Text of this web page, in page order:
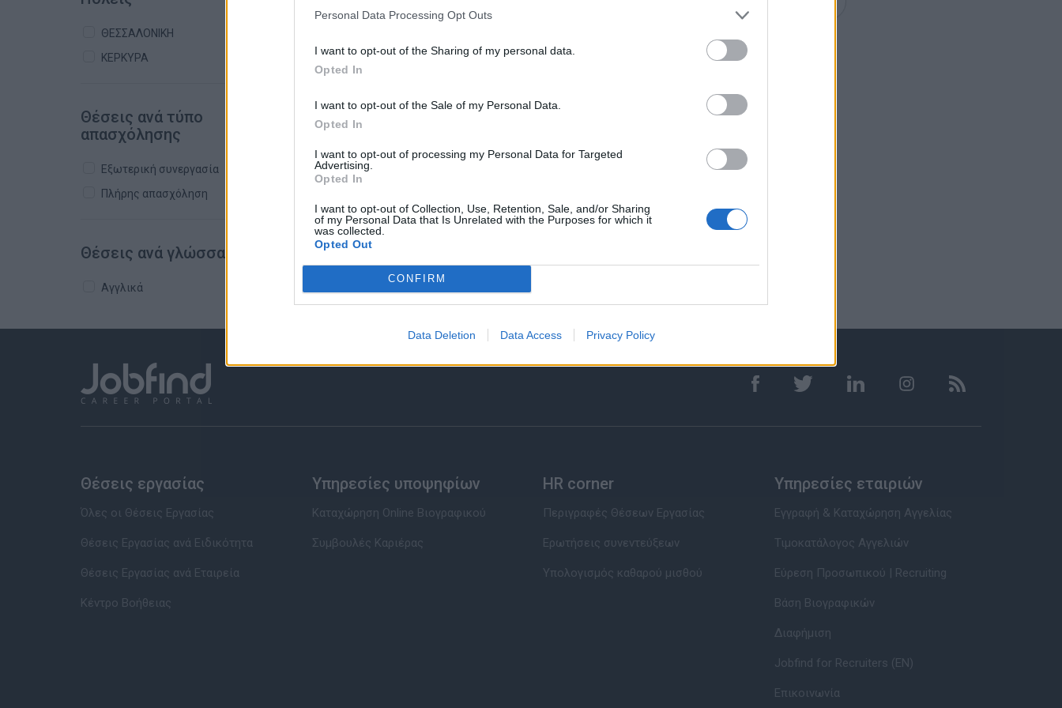
Personal Data Processing Opt Outs
I want to opt-out of the Sharing of my personal data.
Opted In
I want to opt-out of the Sale of my Personal Data.
Opted In
I want to opt-out of processing my Personal Data for Targeted
Advertising.
Opted In
I want to opt-out of Collection, Use, Retention, Sale, and/or Sharing
of my Personal Data that Is Unrelated with the Purposes for which it
was collected.
Opted Out
CONFIRM
Data Deletion Data Access Privacy Policy
ΘΕΣΣΑΛΟΝΙΚΗ
ΚΕΡΚΥΡΑ
Θέσεις ανά τύπο
απασχόλησης
Εξωτερική συνεργασία
Πλήρης απασχόληση
Θέσεις ανά γλώσσα
Αγγλικά
Θέσεις εργασίας
Όλες οι Θέσεις Εργασίας
Θέσεις Εργασίας ανά Ειδικότητα
Θέσεις Εργασίας ανά Εταιρεία
Κέντρο Βοήθειας
Υπηρεσίες υποψηφίων
Καταχώρηση Online Βιογραφικού
Συμβουλές Καριέρας
HR corner
Περιγραφές Θέσεων Εργασίας
Ερωτήσεις συνεντεύξεων
Υπολογισμός καθαρού μισθού
Υπηρεσίες εταιριών
Εγγραφή & Καταχώρηση Αγγελίας
Τιμοκατάλογος Αγγελιών
Εύρεση Προσωπικού | Recruiting
Βάση Βιογραφικών
Διαφήμιση
Jobfind for Recruiters (EN)
Επικοινωνία